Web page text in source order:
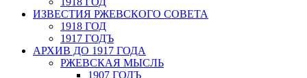
ИЗВЕСТИЯ РЖЕВСКОГО СОВЕТА
1918 ГОД
1917 ГОДЪ
АРХИВ ДО 1917 ГОДА
РЖЕВСКАЯ МЫСЛЬ
1907 ГОДЪ